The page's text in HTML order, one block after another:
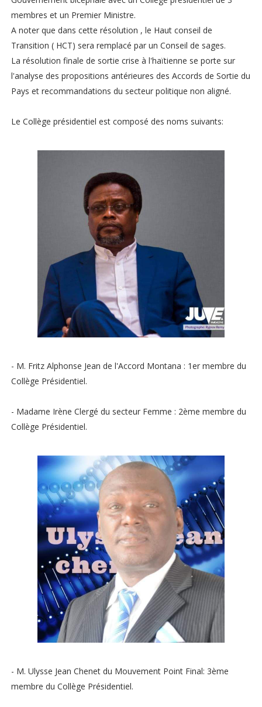
membres et un Premier Ministre.
A noter que dans cette résolution , le Haut conseil de
Transition ( HCT) sera remplacé par un Conseil de sages.
La résolution finale de sortie crise à l'haïtienne se porte sur
l'analyse des propositions antérieures des Accords de Sortie du
Pays et recommandations du secteur politique non aligné.
Le Collège présidentiel est composé des noms suivants:
- M. Fritz Alphonse Jean de l'Accord Montana : 1er membre du
Collège Présidentiel.
- Madame Irène Clergé du secteur Femme : 2ème membre du
Collège Présidentiel.
- M. Ulysse Jean Chenet du Mouvement Point Final: 3ème
membre du Collège Présidentiel.